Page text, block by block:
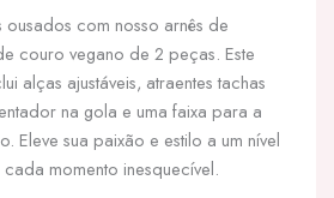
ousados com nosso arnês de
couro vegano de 2 peças. Este
alças ajustáveis, atraentes tachas
na gola e uma faixa para a
Eleve sua paixão e estilo a um nível
momento inesquecível.